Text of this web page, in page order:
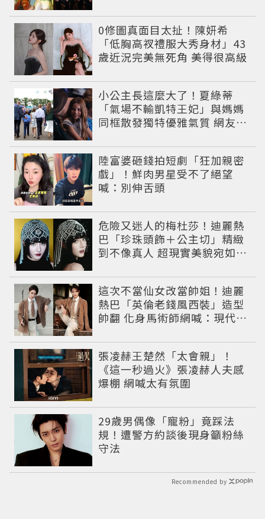
0修圖真面目太扯！陳妍希
「低胸高衩禮服大秀身材」43
歲近況完美無死角 美得很高級
小公主長這麼大了！夏綠蒂
「氣場不輸凱特王妃」與媽媽
同框散發獨特優雅氣質 網友狂
陸富婆砸錢拍短劇「狂加親密
戲」！鮮肉男星受不了絕望
喊：別伸舌頭
危險又迷人的梅杜莎！迪麗熱
巴「珍珠頭飾＋公主切」精緻
到不像真人 超現實美貌宛如神
這次不當仙女改當帥姐！迪麗
熱巴「英倫老錢風西裝」造型
帥翻 化身馬術師網喊：現代版
張凌赫王楚然「太會親」！
《這一秒過火》張凌赫人夫感
爆棚 網喊太有氛圍
29歲男偶像「寵粉」竟踩法
規！遭警方約談後現身籲粉絲
守法
Recommended by